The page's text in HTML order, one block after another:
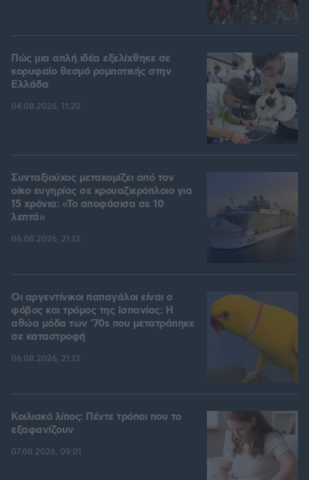
Πώς μια απλή ιδέα εξελίχθηκε σε
κορυφαίο θεσμό ρομποτικής στην
Ελλάδα
04.08.2026, 11:20
Συνταξιούχος μετακομίζει από τον
οίκο ευγηρίας σε κρουαζιερόπλοιο για
15 χρόνια: «Το αποφάσισα σε 10
λεπτά»
06.08.2026, 21:13
Οι αργεντίνικοι παπαγάλοι είναι ο
φόβος και τρόμος της Ισπανίας: Η
αθώα μόδα των '70s που μετατράπηκε
σε καταστροφή
06.08.2026, 21:13
Κοιλιακό λίπος: Πέντε τρόποι που το
εξαφανίζουν
07.08.2026, 09:01